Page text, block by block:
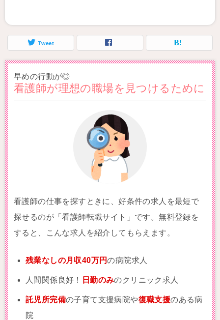
Tweet
早めの行動が◎
看護師が理想の職場を見つけるために
看護師の仕事を探すときに、好条件の求人を最短で
探せるのが「看護師転職サイト」です。無料登録を
すると、こんな求人を紹介してもらえます。
残業なしの月収40万円の病院求人
人間関係良好！ 日勤のみのクリニック求人
託児所完備の子育て支援病院や復職支援のある病
院